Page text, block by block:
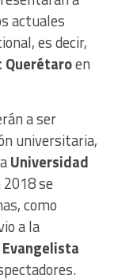
actuales
es decir,
Querétaroen
a ser
universitaria,
Universidad
se
como
a la